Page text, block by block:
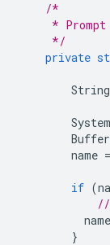
/*
* Prompt
     */
private
String
System
name =
if (
//
name
}